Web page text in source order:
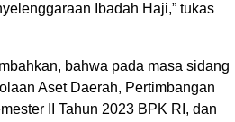
Ibadah Haji,” tukas
bahwa pada masa sidang
Aset Daerah, Pertimbangan
II Tahun 2023 BPK RI, dan